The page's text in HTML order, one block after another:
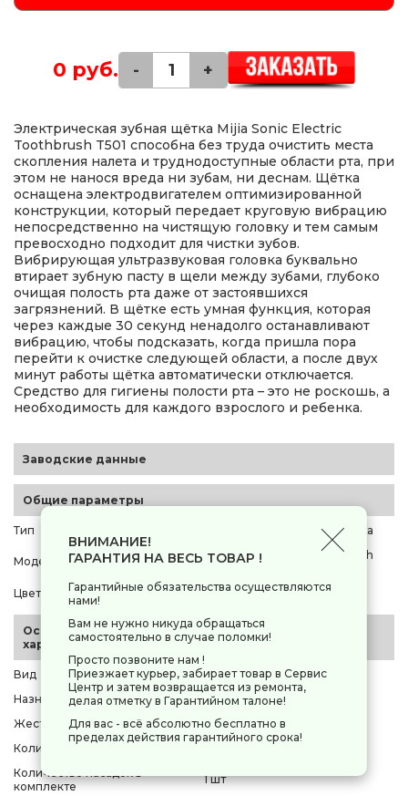
0 руб. - +
Электрическая зубная щётка Mijia Sonic Electric
Toothbrush T501 способна без труда очистить места
скопления налета и труднодоступные области рта, при
этом не нанося вреда ни зубам, ни деснам. Щётка
оснащена электродвигателем оптимизированной
конструкции, который передает круговую вибрацию
непосредственно на чистящую головку и тем самым
превосходно подходит для чистки зубов.
Вибрирующая ультразвуковая головка буквально
втирает зубную пасту в щели между зубами, глубоко
очищая полость рта даже от застоявшихся
загрязнений. В щётке есть умная функция, которая
через каждые 30 секунд ненадолго останавливают
вибрацию, чтобы подсказать, когда пришла пора
перейти к очистке следующей области, а после двух
минут работы щётка автоматически отключается.
Средство для гигиены полости рта – это не роскошь, а
необходимость для каждого взрослого и ребенка.
Заводские данные
Общие параметры
Тип электрическая зубная щетка
Модель
Mijia Sonic Electric Toothbrush
Цвет корпуса
белый
Основные
характеристики
Вид
ультразвуковая
Назначение
для взрослых
Жесткость щетинок
мягкая
Количество пульсаций
64000 в минуту
Количество насадок в
комплекте
1 шт
ВНИМАНИЕ!
ГАРАНТИЯ НА ВЕСЬ ТОВАР !
Гарантийные обязательства осуществляются
нами!
Вам не нужно никуда обращаться
самостоятельно в случае поломки!
Просто позвоните нам !
Приезжает курьер, забирает товар в Сервис
Центр и затем возвращается из ремонта,
делая отметку в Гарантийном талоне!
Для вас - всё абсолютно бесплатно в
пределах действия гарантийного срока!